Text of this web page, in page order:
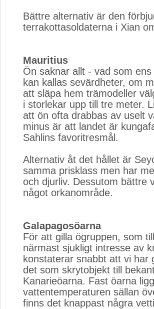
Bättre alternativ är den
terrakottasoldaterna i Xian
Mauritius
Ön saknar allt - vad som
kan kallas sevärdheter, om
att släpa hem trämodeller
i storlekar upp till tre meter.
att ön ofta drabbas av uselt
minus är att landet är
Sahlins favoritresmål.
Alternativ åt det hållet är
samma prisklass men har
och djurliv. Dessutom bättre
något orkanområde.
Galapagosöarna
För att gilla ögruppen, som
närmast sjukligt intresse av
konstaterar snabbt att vi har
det som skrytobjekt till
Kanarieöarna. Fast öarna
vattentemperaturen sällan
finns det knappast några